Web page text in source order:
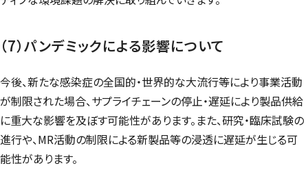
（7）パンデミックによる影響について
今後、新たな感染症の全国的・世界的な大流行等により事業活動
が制限された場合、サプライチェーンの停止・遅延により製品供給
に重大な影響を及ぼす可能性があります。また、研究・臨床試験の
進行や、MR活動の制限による新製品等の浸透に遅延が生じる可
能性があります。